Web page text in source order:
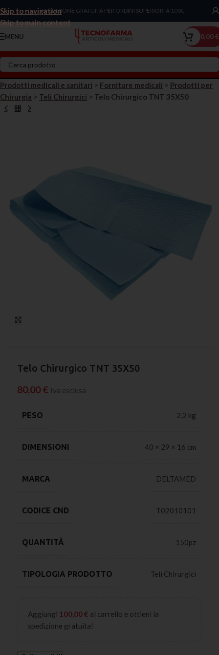
Skip to navigation
Skip to main content
Chiama Ora!SPEDIZIONE GRATUITA PER ORDINI SUPERIORI A 100€
MENU 0,00€
Prodotti medicali e sanitari > Forniture medicali > Prodotti per
Chirurgia > Teli Chirurgici > Telo Chirurgico TNT 35X50
Telo Chirurgico TNT 35X50
80,00 € Iva esclusa
PESO 2,2 kg
DIMENSIONI 40 × 29 × 16 cm
MARCA DELTAMED
CODICE CND T02010101
QUANTITÀ 150pz
TIPOLOGIA PRODOTTO Teli Chirurgici
Aggiungi 100,00€ al carrello e ottieni la
spedizione gratuita!